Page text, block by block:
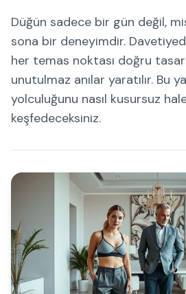
Düğün sadece bir gün değil,
sona bir deneyimdir.
her temas noktası doğru
unutulmaz anılar yaratılır. Bu
yolculuğunu nasıl kusursuz
keşfedeceksiniz.